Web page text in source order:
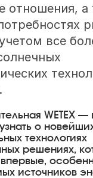
отношения, а
все
WETEX —
о
технологиях
решениях,
источников